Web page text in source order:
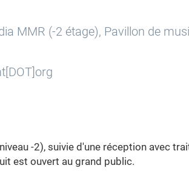
MMR (-2 étage), Pavillon de
-2), suivie d'une réception avec
est ouvert au grand public.